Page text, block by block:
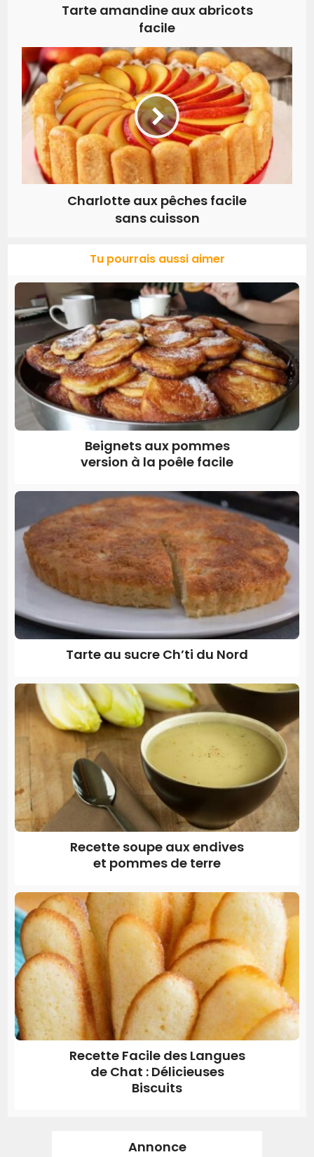
Tarte amandine aux abricots
facile
Charlotte aux pêches facile
sans cuisson
Tu pourrais aussi aimer
Beignets aux pommes
version à la poêle facile
Tarte au sucre Ch’ti du Nord
Recette soupe aux endives
et pommes de terre
Recette Facile des Langues
de Chat : Délicieuses
Biscuits
Annonce